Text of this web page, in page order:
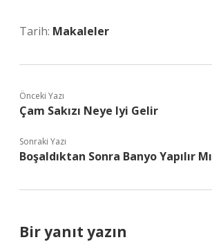
Tarih: Makaleler
Önceki Yazı
Çam Sakızı Neye Iyi Gelir
Sonraki Yazı
Boşaldıktan Sonra Banyo Yapılır Mı
Bir yanıt yazın